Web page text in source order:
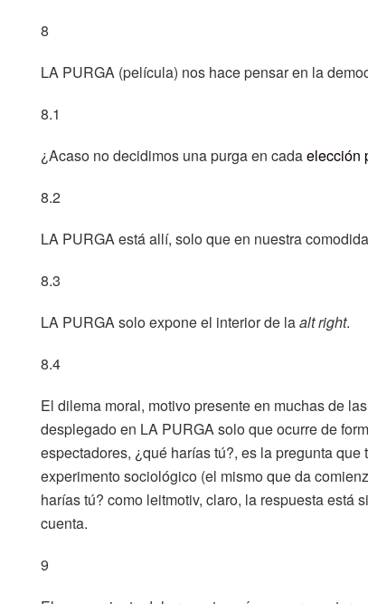
8
LA PURGA (película) nos hace pensar en la
8.1
¿Acaso no decidimos una purga en cadaelección
8.2
LA PURGA está allí, solo que en nuestra
8.3
LA PURGA solo expone el interior de laalt right.
8.4
El dilema moral, motivo presente en muchas de
desplegado en LA PURGA solo que ocurre de
espectadores, ¿qué harías tú?, es la pregunta
experimento sociológico (el mismo que da
harías tú? como leitmotiv, claro, la respuesta está
cuenta.
9